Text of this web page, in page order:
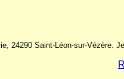
24290 Saint-Léon-sur-Vézère.